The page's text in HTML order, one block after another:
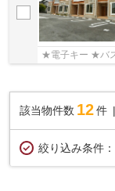
該当物件数 12件
絞り込み条件：